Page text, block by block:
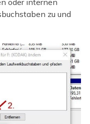
oder internen
zu und